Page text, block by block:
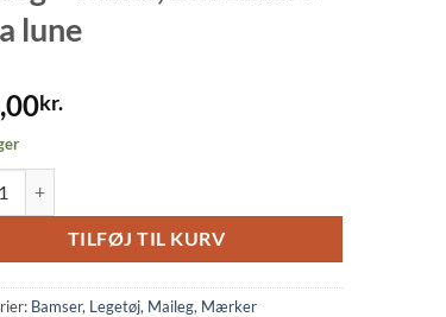
lune
kr.
TILFØJ TIL KURV
Bamser, Legetøj, Maileg, Mærker